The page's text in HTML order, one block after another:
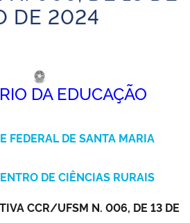
e Abastecimento
Inovações e Comunicações
DE 2024
DA EDUCAÇÃO
FEDERAL DE SANTA MARIA
DE CIÊNCIAS RURAIS
CCR/UFSM N. 006, DE 13 DE